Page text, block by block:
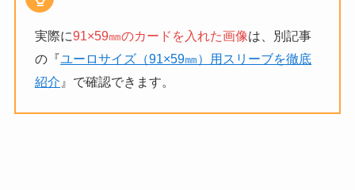
実際に91×59㎜のカードを入れた画像は、別記事
の『ユーロサイズ（91×59㎜）用スリーブを徹底
紹介 』で確認できます。